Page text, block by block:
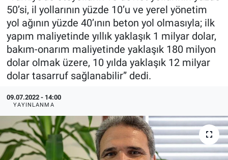
50’si, il yollarının yüzde 10’u ve yerel yönetim
yol ağının yüzde 40’ının beton yol olmasıyla; ilk
yapım maliyetinde yıllık yaklaşık 1 milyar dolar,
bakım-onarım maliyetinde yaklaşık 180 milyon
dolar olmak üzere, 10 yılda yaklaşık 12 milyar
dolar tasarruf sağlanabilir” dedi.
09.07.2022 - 14:00
YAYINLANMA
Endüstri 4.0 Uygulamaları
Ağır Sanayi Çözümleri